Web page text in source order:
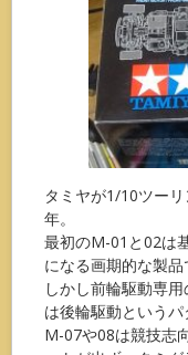
タミヤが1/10ツー
年。
最初のM-01と02は
になる画期的な製品
しかし前輪駆動専
は後輪駆動というパ
M-07や08は競技志